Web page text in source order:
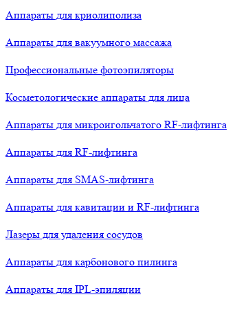
Аппараты для криолиполиза
Аппараты для вакуумного массажа
Профессиональные фотоэпиляторы
Косметологические аппараты для лица
Аппараты для микроигольчатого RF-лифтинга
Аппараты для RF-лифтинга
Аппараты для SMAS-лифтинга
Аппараты для кавитации и RF-лифтинга
Лазеры для удаления сосудов
Аппараты для карбонового пилинга
Аппараты для IPL-эпиляции